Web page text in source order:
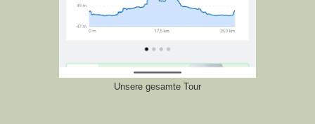
Unsere gesamte Tour